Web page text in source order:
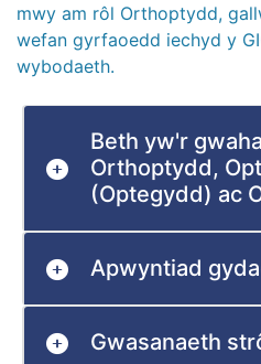
mwy am rôl Orthoptydd,
wefan gyrfaoedd iechyd y
wybodaeth.
Beth yw'r
Orthoptydd,
(Optegydd) ac
Apwyntiad
Gwasanaeth